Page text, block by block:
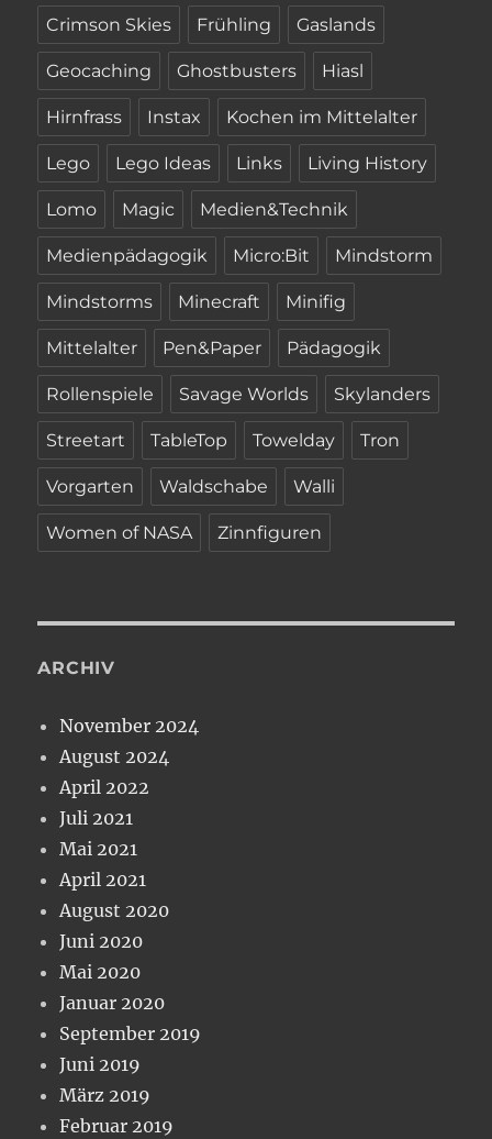
Crimson Skies Frühling Gaslands
Geocaching Ghostbusters Hiasl
Hirnfrass Instax Kochen im Mittelalter
Lego Lego Ideas Links Living History
Lomo Magic Medien&Technik
Medienpädagogik Micro:Bit Mindstorm
Mindstorms Minecraft Minifig
Mittelalter Pen&Paper Pädagogik
Rollenspiele Savage Worlds Skylanders
Streetart TableTop Towelday Tron
Vorgarten Waldschabe Walli
Women of NASA Zinnfiguren
ARCHIV
November 2024
August 2024
April 2022
Juli 2021
Mai 2021
April 2021
August 2020
Juni 2020
Mai 2020
Januar 2020
September 2019
Juni 2019
März 2019
Februar 2019